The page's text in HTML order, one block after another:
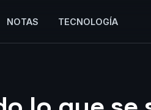
NOTAS TECNOLOGÍA